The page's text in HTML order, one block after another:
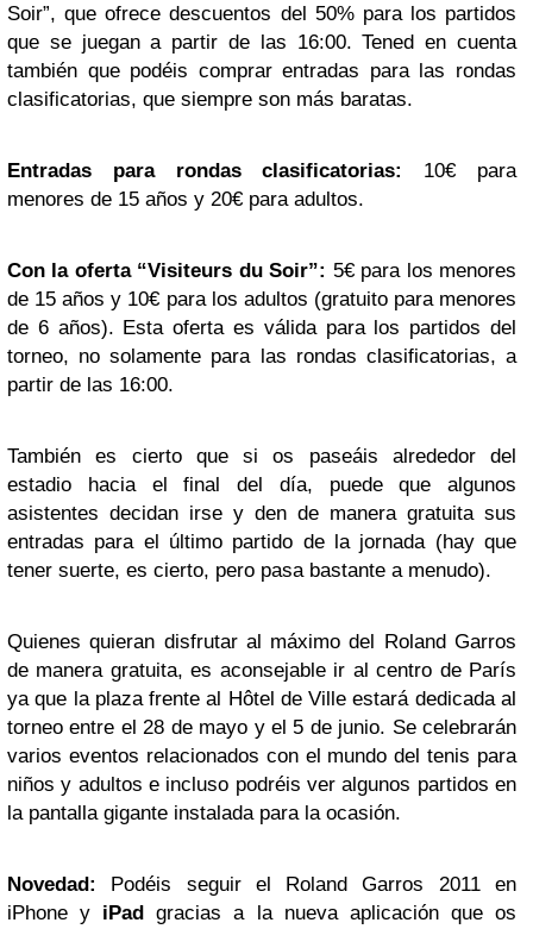
Soir”, que ofrece descuentos del 50% para los partidos
que se juegan a partir de las 16:00. Tened en cuenta
también que podéis comprar entradas para las rondas
clasificatorias, que siempre son más baratas.
Entradas para rondas clasificatorias: 10€ para
menores de 15 años y 20€ para adultos.
Con la oferta “Visiteurs du Soir”: 5€ para los menores
de 15 años y 10€ para los adultos (gratuito para menores
de 6 años). Esta oferta es válida para los partidos del
torneo, no solamente para las rondas clasificatorias, a
partir de las 16:00.
También es cierto que si os paseáis alrededor del
estadio hacia el final del día, puede que algunos
asistentes decidan irse y den de manera gratuita sus
entradas para el último partido de la jornada (hay que
tener suerte, es cierto, pero pasa bastante a menudo).
Quienes quieran disfrutar al máximo del Roland Garros
de manera gratuita, es aconsejable ir al centro de París
ya que la plaza frente al Hôtel de Ville estará dedicada al
torneo entre el 28 de mayo y el 5 de junio. Se celebrarán
varios eventos relacionados con el mundo del tenis para
niños y adultos e incluso podréis ver algunos partidos en
la pantalla gigante instalada para la ocasión.
Novedad:
Podéis seguir el Roland Garros 2011 en
iPhone y iPad gracias a la nueva aplicación que os